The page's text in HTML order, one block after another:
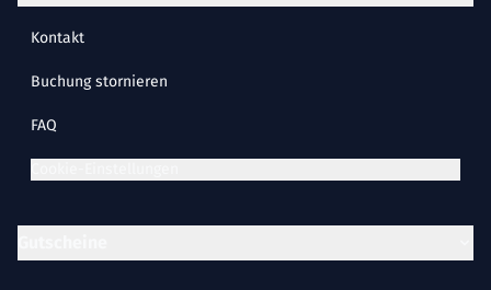
Kontakt
Buchung stornieren
FAQ